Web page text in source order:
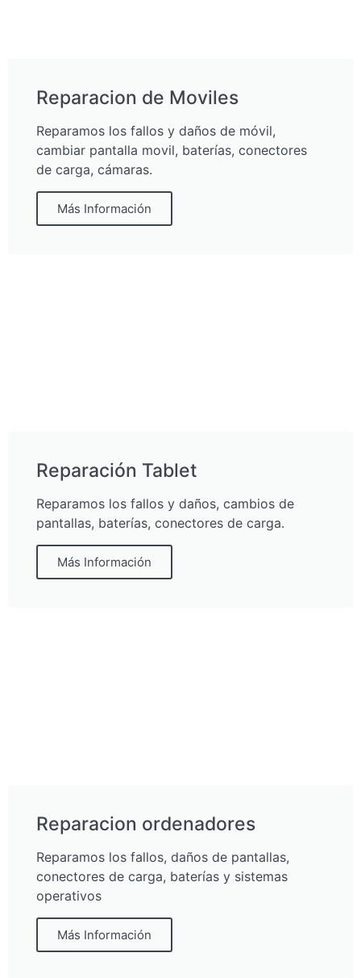
Reparacion de Moviles
Reparamos los fallos y daños de móvil,
cambiar pantalla movil, baterías, conectores
de carga, cámaras.
Más Información
Reparación Tablet
Reparamos los fallos y daños, cambios de
pantallas, baterías, conectores de carga.
Más Información
Reparacion ordenadores
Reparamos los fallos, daños de pantallas,
conectores de carga, baterías y sistemas
operativos
Más Información